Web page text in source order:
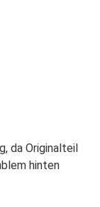
da Originalteil
hinten